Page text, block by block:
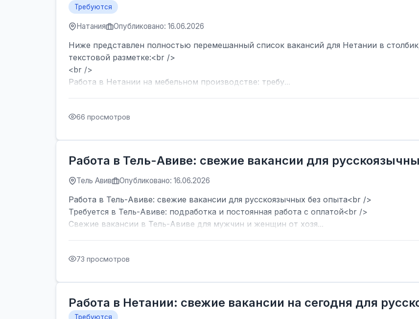
Требуются
Натания Опубликовано: 16.06.2026
Ниже представлен полностью перемешанный список вакансий для Нетании в
текстовой разметке:<br />
<br />
Работа в Нетании на мебельном производстве: требу...
66 просмотров
Работа в Тель-Авиве: свежие вакансии для
Тель Авив Опубликовано: 16.06.2026
Работа в Тель-Авиве: свежие вакансии для русскоязычных без опыта<br />
Требуется в Тель-Авиве: подработка и постоянная работа с оплатой<br />
Свежие вакансии в Тель-Авиве для мужчин и женщин от хозя...
73 просмотров
Работа в Нетании: свежие вакансии на сегодня для
Требуются